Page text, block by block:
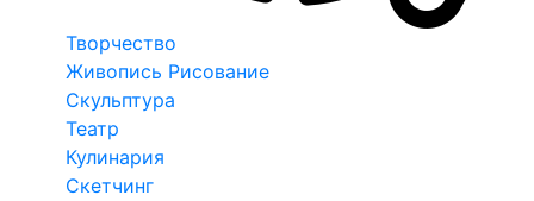
Творчество
Живопись Рисование
Скульптура
Театр
Кулинария
Скетчинг